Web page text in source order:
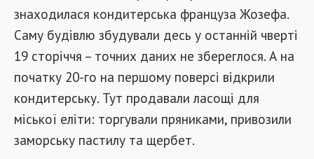
знаходилася кондитерська француза Жозефа.
Саму будівлю збудували десь у останній чверті
19 сторіччя – точних даних не збереглося. А на
початку 20-го на першому поверсі відкрили
кондитерську. Тут продавали ласощі для
міської еліти: торгували пряниками, привозили
заморську пастилу та щербет.